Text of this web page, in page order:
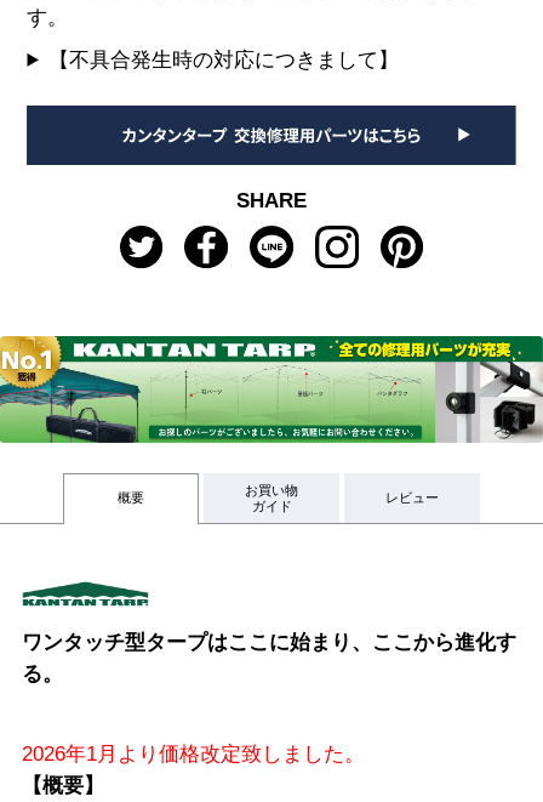
す。
【不具合発生時の対応につきまして】
SHARE
概要
お買い物
ガイド
レビュー
ワンタッチ型タープはここに始まり、ここから進化す
る。
2026年1月より価格改定致しました。
【概要】